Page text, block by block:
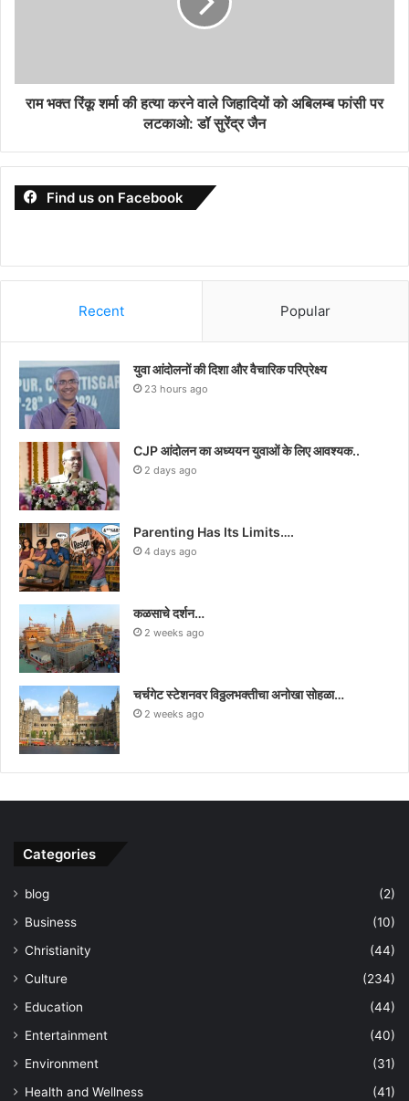
राम भक्त रिंकू शर्मा की हत्या करने वाले जिहादियों को अबिलम्ब फांसी पर
लटकाओ: डॉ सुरेंद्र जैन
Find us on Facebook
Recent Popular
युवा आंदोलनों की दिशा और वैचारिक परिप्रेक्ष्य
23 hours ago
CJP आंदोलन का अध्ययन युवाओं के लिए आवश्यक..
2 days ago
Parenting Has Its Limits….
4 days ago
कळसाचे दर्शन…
2 weeks ago
चर्चगेट स्टेशनवर विठ्ठलभक्तीचा अनोखा सोहळा…
2 weeks ago
Categories
blog
(2)
Business
(10)
Christianity
(44)
Culture
(234)
Education
(44)
Entertainment
(40)
Environment
(31)
Health and Wellness
(41)